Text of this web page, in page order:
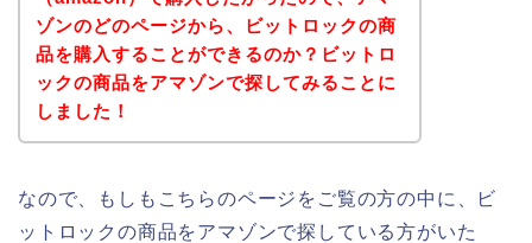
ゾンのどのページから、ビットロックの商
品を購入することができるのか？ビットロ
ックの商品をアマゾンで探してみることに
しました！
なので、もしもこちらのページをご覧の方の中に、ビ
ットロックの商品をアマゾンで探している方がいた